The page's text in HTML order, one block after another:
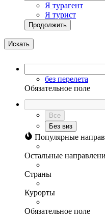
Я турагент
Я турист
Продолжить
Искать
без перелета
Обязательное поле
Все
Без виз
Популярные
Остальные
Страны
Курорты
Обязательное поле